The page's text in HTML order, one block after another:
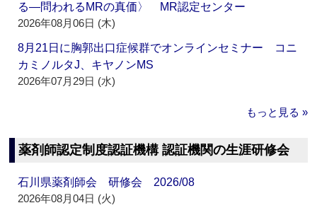
る―問われるMRの真価〉 MR認定センター
2026年08月06日 (木)
8月21日に胸郭出口症候群でオンラインセミナー コニ
カミノルタJ、キヤノンMS
2026年07月29日 (水)
もっと見る »
薬剤師認定制度認証機構 認証機関の生涯研修会
石川県薬剤師会 研修会 2026/08
2026年08月04日 (火)